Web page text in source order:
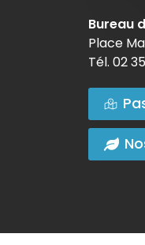
Bureau
Place
Tél. 02